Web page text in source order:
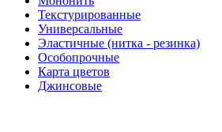
Текстурированные
Универсальные
Эластичные (нитка - резинка)
Особопрочные
Карта цветов
Джинсовые